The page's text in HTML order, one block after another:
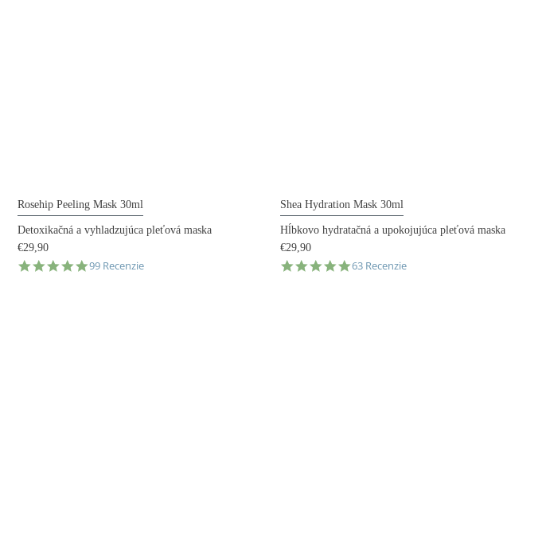
Rosehip Peeling Mask 30ml
Detoxikačná a vyhladzujúca pleťová maska
€29,90
4.9
99 Recenzie
Shea Hydration Mask 30ml
Hĺbkovo hydratačná a upokojujúca pleťová maska
€29,90
4.9
63 Recenzie